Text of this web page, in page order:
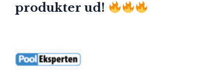
produkter ud!